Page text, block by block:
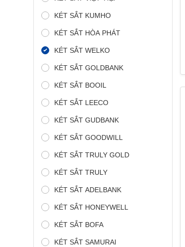
KÉT SẮT KUMHO
KÉT SẮT HÒA PHÁT
KÉT SẮT WELKO
KÉT SẮT GOLDBANK
KÉT SẮT BOOIL
KÉT SẮT LEECO
KÉT SẮT GUDBANK
KÉT SẮT GOODWILL
KÉT SẮT TRULY GOLD
KÉT SẮT TRULY
KÉT SẮT ADELBANK
KÉT SẮT HONEYWELL
KÉT SẮT BOFA
KÉT SẮT SAMURAI